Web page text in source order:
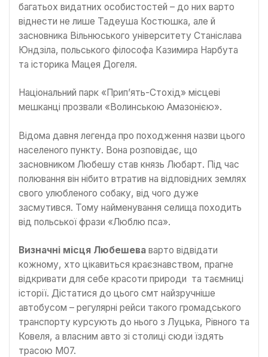
багатьох видатних особистостей – до них варто
віднести не лише Тадеуша Костюшка, але й
засновника Вільнюського університету Станіслава
Юндзіла, польського філософа Казимира Нарбута
та історика Мацея Догеля.
Національний парк «Прип’ять-Стохід» місцеві
мешканці прозвали «Волинською Амазонією».
Відома давня легенда про походження назви цього
населеного пункту. Вона розповідає, що
засновником Любешу став князь Любарт. Під час
полювання він нібито втратив на відповідних землях
свого улюбленого собаку, від чого дуже
засмутився. Тому найменування селища походить
від польської фрази «Люблю пса».
Визначні місця Любешева варто відвідати
кожному, хто цікавиться краєзнавством, прагне
відкривати для себе красоти природи та таємниці
історії. Дістатися до цього смт найзручніше
автобусом – регулярні рейси такого громадського
транспорту курсують до нього з Луцька, Рівного та
Ковеля, а власним авто зі столиці сюди їздять
трасою М07.